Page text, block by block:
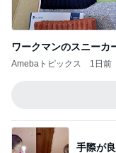
ワークマンのスニーカ
Amebaトピックス 1日前
手際が